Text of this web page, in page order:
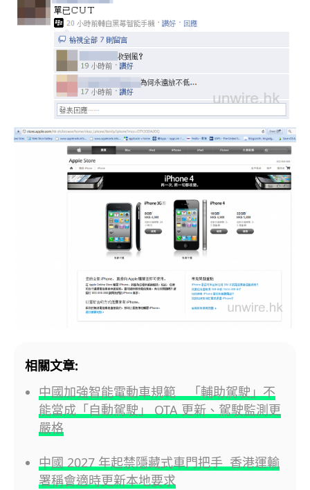
相關文章:
中國加強智能電動車規範 「輔助駕駛」不
能當成「自動駕駛」 OTA 更新、駕駛監測更
嚴格
中國 2027 年起禁隱藏式車門把手 香港運輸
署稱會適時更新本地要求